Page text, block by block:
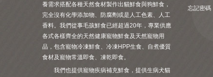
養需求搭配各種天然食材製作出貓鮮食與狗鮮食，
完全沒有化學添加物、防腐劑或是人工色素、人工
香料。我們從事毛孩鮮食已經超過20年，專業供應
各式各樣齊全的天然健康寵物鮮食及天然寵物用
品，包含寵物冷凍鮮食、冷凍HPP生食、自煮優質
食材及寵物常溫即食、凍乾即食。
我們也提供寵物疾病補充鮮食，提供生病犬貓
忘記密碼